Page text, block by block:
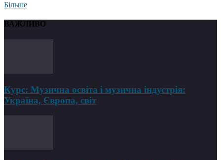
Більше
ВАЖЛИВО
Курс: Музична освіта і музична індустрія:
Україна, Європа, світ